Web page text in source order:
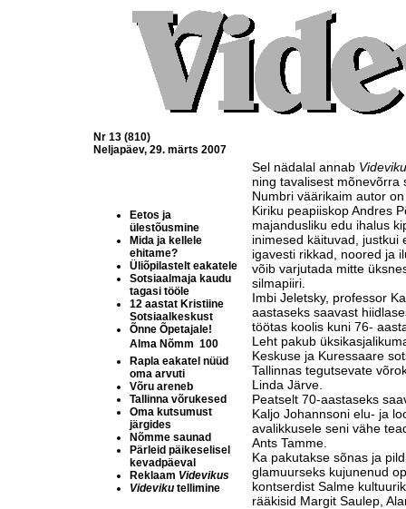
Nr 13 (810)
Neljapäev, 29. märts 2007
Eetos ja
ülestõusmine
Mida ja kellele
ehitame?
Üliõpilastelt eakatele
Sotsiaalmaja kaudu
tagasi tööle
12 aastat Kristiine
Sotsiaalkeskust
Õnne Õpetajale!
Alma Nõmm  100
Rapla eakatel nüüd
oma arvuti
Võru areneb
Tallinna võrukesed
Oma kutsumust
järgides
Nõmme saunad
Pärleid päikeselisel
kevadpäeval
Reklaam Videvikus
Videviku tellimine
Sel nädalal annab Videviku
ning tavalisest mõnevõrra
Numbri väärikaim autor
Kiriku peapiiskop Andres
majandusliku edu ihalus
inimesed käituvad, justkui
igavesti rikkad, noored ja
võib varjutada mitte
silmapiiri.
Imbi Jeletsky, professor
aastaseks saavast
töötas koolis kuni 76-
Leht pakub
Keskuse ja Kuressaare
Tallinnas tegutsevate
Linda Järve.
Peatselt 70-aastaseks
Kaljo Johannsoni elu- ja
avalikkusele seni vähe
Ants Tamme.
Ka pakutakse sõnas ja
glamuurseks kujunenud
kontserdist Salme
rääkisid Margit Saulep,